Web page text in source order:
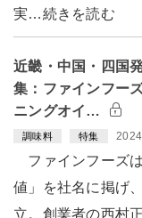
実…続きを読む
近畿・中国・四国
集：ファインフー
ニングオイ…
調味料 特集
ファインフーズ
値」を社名に掲げ
立。創業者の西村